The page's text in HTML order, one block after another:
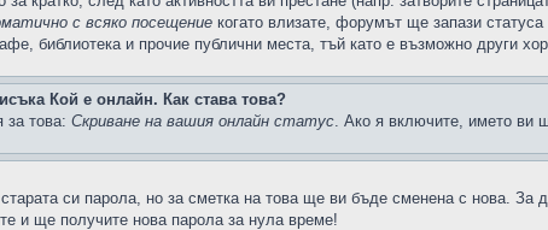
с всяко посещение когато влизате, форумът ще запази
библиотека и прочие публични места, тъй като е възможно други
Кой е онлайн. Как става това?
това: Скриване на вашия онлайн статус. Ако я включите, името ви
си парола, но за сметка на това ще ви бъде сменена с нова. За
и ще получите нова парола за нула време!